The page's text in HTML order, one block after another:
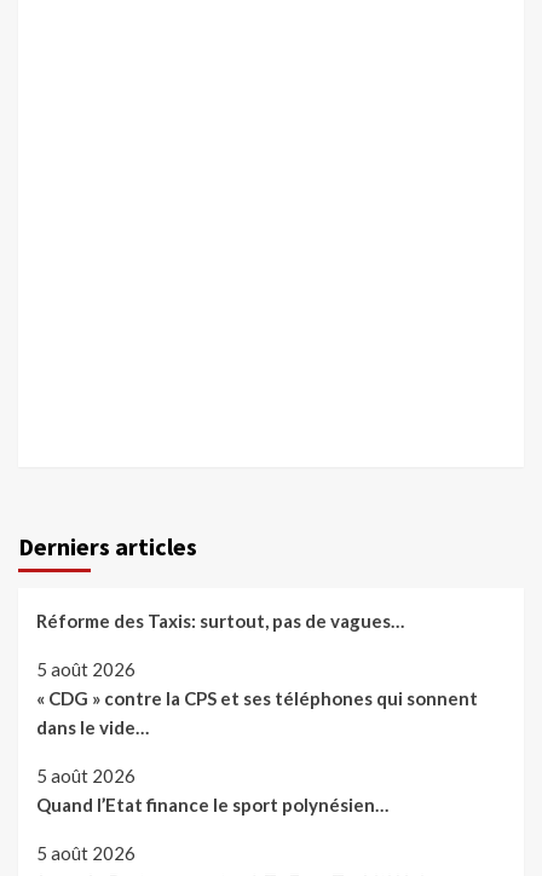
Derniers articles
Réforme des Taxis: surtout, pas de vagues…
5 août 2026
« CDG » contre la CPS et ses téléphones qui sonnent
dans le vide…
5 août 2026
Quand l’Etat finance le sport polynésien…
5 août 2026